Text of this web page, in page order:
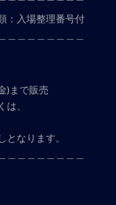
：入場整理番号付
)まで販売
、
なります。